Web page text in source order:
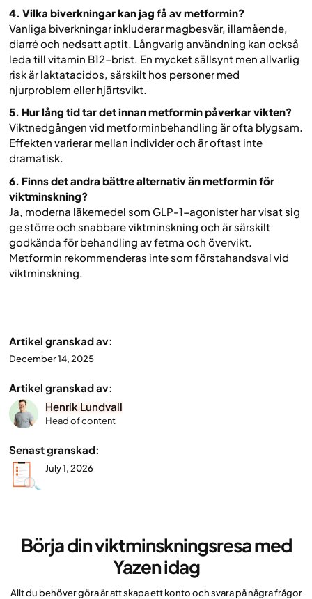
4. Vilka biverkningar kan jag få av metformin?
Vanliga biverkningar inkluderar magbesvär, illamående,
diarré och nedsatt aptit. Långvarig användning kan också
leda till vitamin B12-brist. En mycket sällsynt men allvarlig
risk är laktatacidos, särskilt hos personer med
njurproblem eller hjärtsvikt.
5. Hur lång tid tar det innan metformin påverkar vikten?
Viktnedgången vid metforminbehandling är ofta blygsam.
Effekten varierar mellan individer och är oftast inte
dramatisk.
6. Finns det andra bättre alternativ än metformin för
viktminskning?
Ja, moderna läkemedel som GLP-1-agonister har visat sig
ge större och snabbare viktminskning och är särskilt
godkända för behandling av fetma och övervikt.
Metformin rekommenderas inte som förstahandsval vid
viktminskning.
Artikel granskad av:
December 14, 2025
Artikel granskad av:
Henrik Lundvall
Head of content
Senast granskad:
July 1, 2026
Börja din viktminskningsresa med
Yazen idag
Allt du behöver göra är att skapa ett konto och svara på några frågor